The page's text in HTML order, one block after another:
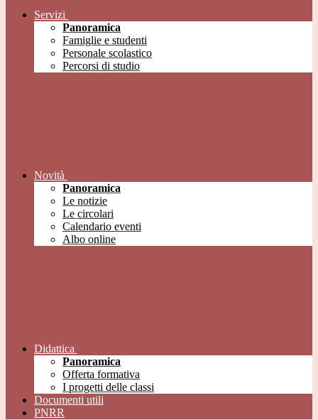
Servizi
Panoramica
Famiglie e studenti
Personale scolastico
Percorsi di studio
Novità
Panoramica
Le notizie
Le circolari
Calendario eventi
Albo online
Didattica
Panoramica
Offerta formativa
I progetti delle classi
Documenti utili
PNRR